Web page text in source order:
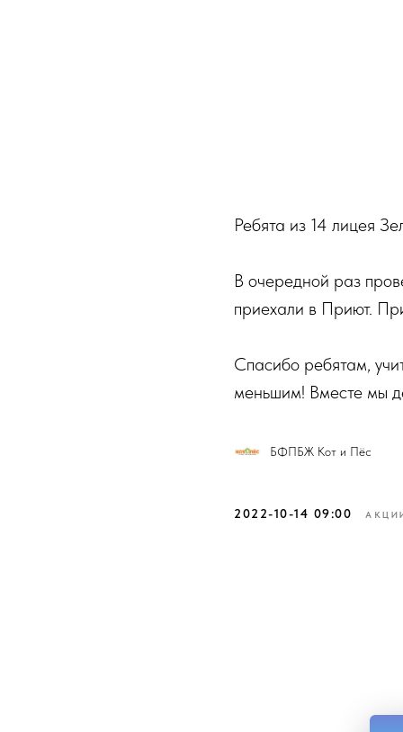
Ребята из 14 лицея
В очередной раз
приехали в Приют.
Спасибо ребятам,
меньшим! Вместе мы
БФПБЖ Кот и Пёс
2022-10-14 09:00